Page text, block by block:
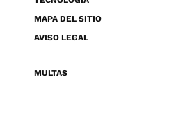
MAPA DEL SITIO
AVISO LEGAL
MULTAS